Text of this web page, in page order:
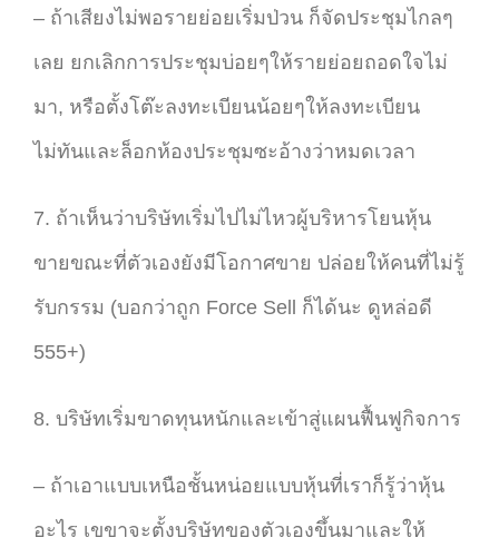
– ถ้าเสียงไม่พอรายย่อยเริ่มป่วน ก็จัดประชุมไกลๆ
เลย ยกเลิกการประชุมบ่อยๆให้รายย่อยถอดใจไม่
มา, หรือตั้งโต๊ะลงทะเบียนน้อยๆให้ลงทะเบียน
ไม่ทันและล็อกห้องประชุมซะอ้างว่าหมดเวลา
7. ถ้าเห็นว่าบริษัทเริ่มไปไม่ไหวผู้บริหารโยนหุ้น
ขายขณะที่ตัวเองยังมีโอกาศขาย ปล่อยให้คนที่ไม่รู้
รับกรรม (บอกว่าถูก Force Sell ก็ได้นะ ดูหล่อดี
555+)
8. บริษัทเริ่มขาดทุนหนักและเข้าสู่แผนฟื้นฟูกิจการ
– ถ้าเอาแบบเหนือชั้นหน่อยแบบหุ้นที่เราก็รู้ว่าหุ้น
อะไร เขขาจะตั้งบริษัทของตัวเองขึ้นมาและให้